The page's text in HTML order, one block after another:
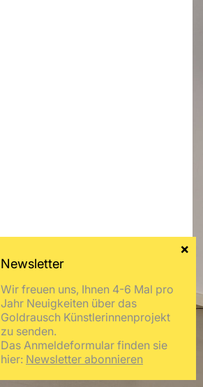
Wir freuen uns, Ihnen 4-6 Mal pro
Jahr Neuigkeiten über das
Goldrausch Künstlerinnenprojekt
zu senden.
Das Anmeldeformular finden sie
hier: Newsletter abonnieren